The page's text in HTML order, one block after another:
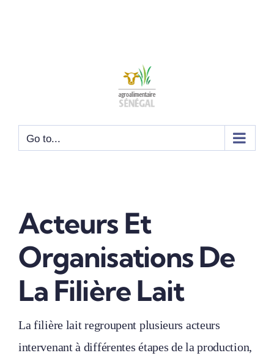
Go to...
Acteurs Et
Organisations De
La Filière Lait
La filière lait regroupent plusieurs acteurs
intervenant à différentes étapes de la production,